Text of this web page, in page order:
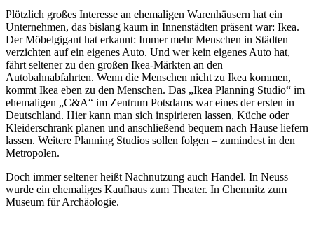
Plötzlich großes Interesse an ehemaligen Warenhäusern hat ein
Unternehmen, das bislang kaum in Innenstädten präsent war: Ikea.
Der Möbelgigant hat erkannt: Immer mehr Menschen in Städten
verzichten auf ein eigenes Auto. Und wer kein eigenes Auto hat,
fährt seltener zu den großen Ikea-Märkten an den
Autobahnabfahrten. Wenn die Menschen nicht zu Ikea kommen,
kommt Ikea eben zu den Menschen. Das „Ikea Planning Studio“ im
ehemaligen „C&A“ im Zentrum Potsdams war eines der ersten in
Deutschland. Hier kann man sich inspirieren lassen, Küche oder
Kleiderschrank planen und anschließend bequem nach Hause liefern
lassen. Weitere Planning Studios sollen folgen – zumindest in den
Metropolen.
Doch immer seltener heißt Nachnutzung auch Handel. In Neuss
wurde ein ehemaliges Kaufhaus zum Theater. In Chemnitz zum
Museum für Archäologie.